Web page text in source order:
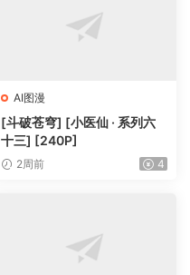
AI图漫
[斗破苍穹] [小医仙 · 系列六
十三] [240P]
2周前 4